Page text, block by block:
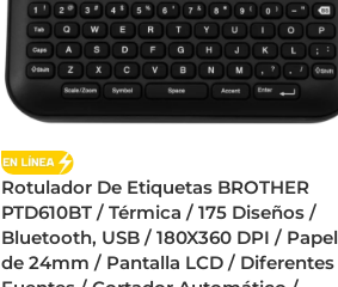
Rotulador De Etiquetas BROTHER
PTD610BT / Térmica / 175 Diseños /
Bluetooth, USB / 180X360 DPI / Papel
de 24mm / Pantalla LCD / Diferentes